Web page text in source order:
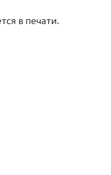
в печати.